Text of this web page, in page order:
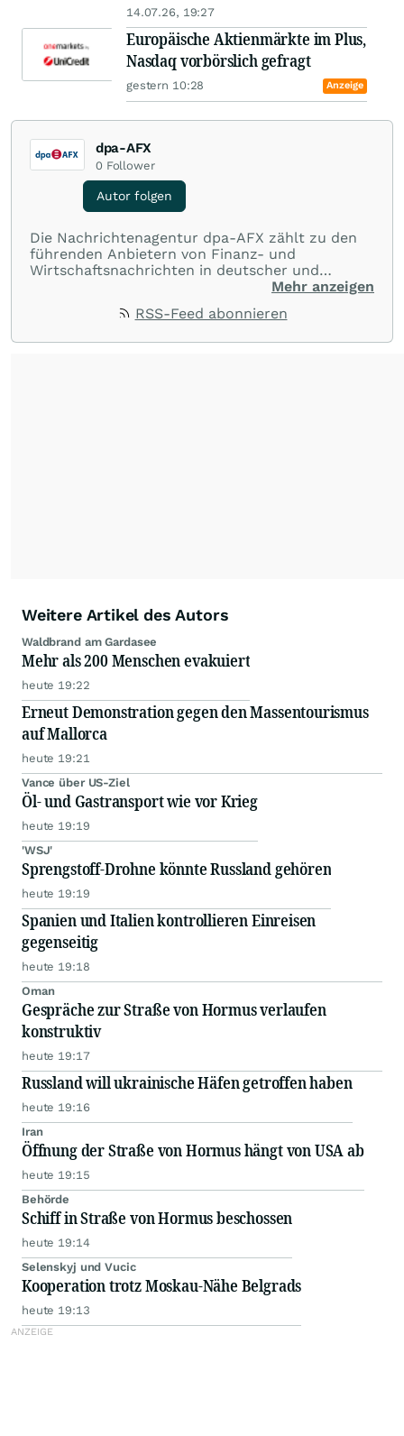
14.07.26, 19:27
Europäische Aktienmärkte im Plus,
Nasdaq vorbörslich gefragt
gestern 10:28 Anzeige
dpa-AFX
0 Follower
Autor folgen
Die Nachrichtenagentur dpa-AFX zählt zu den
führenden Anbietern von Finanz- und
Wirtschaftsnachrichten in deutscher und
englischer Sprache. Gestützt auf ein
dpa-AFX unabhängig, zuverlässig und schnell
Mehr anzeigen
RSS-Feed abonnieren
Weitere Artikel des Autors
Waldbrand am Gardasee
Mehr als 200 Menschen evakuiert
heute 19:22
Erneut Demonstration gegen den Massentourismus
auf Mallorca
heute 19:21
Vance über US-Ziel
Öl- und Gastransport wie vor Krieg
heute 19:19
'WSJ'
Sprengstoff-Drohne könnte Russland gehören
heute 19:19
Spanien und Italien kontrollieren Einreisen
gegenseitig
heute 19:18
Oman
Gespräche zur Straße von Hormus verlaufen
konstruktiv
heute 19:17
Russland will ukrainische Häfen getroffen haben
heute 19:16
Iran
Öffnung der Straße von Hormus hängt von USA ab
heute 19:15
Behörde
Schiff in Straße von Hormus beschossen
heute 19:14
Selenskyj und Vucic
Kooperation trotz Moskau-Nähe Belgrads
heute 19:13